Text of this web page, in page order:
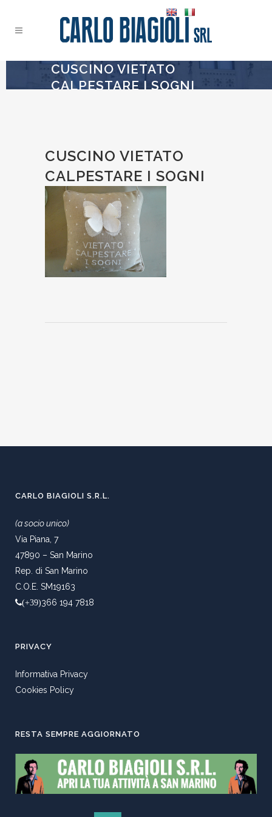
CUSCINO VIETATO
CALPESTARE I SOGNI
CUSCINO VIETATO
CALPESTARE I SOGNI
CARLO BIAGIOLI S.R.L.
(a socio unico)
Via Piana, 7
47890 – San Marino
Rep. di San Marino
C.O.E. SM19163
(+39)366 194 7818
PRIVACY
Informativa Privacy
Cookies Policy
RESTA SEMPRE AGGIORNATO